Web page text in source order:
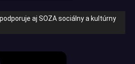
aj SOZA sociálny a kultúrny